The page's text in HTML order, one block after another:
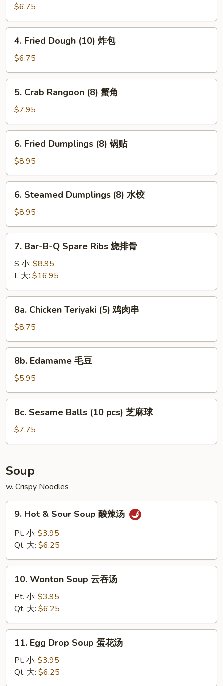
Wonton
(10)
炸
$6.75
Fried
Dough
(10)
炸
4. Fried Dough (10) 炸包
$6.75
Crab
Rangoon
(8)
蟹
5. Crab Rangoon (8) 蟹角
$7.95
Fried
Dumplings
(8)
锅
6. Fried Dumplings (8) 锅贴
$8.95
Steamed
Dumplings
(8)
水
6. Steamed Dumplings (8) 水饺
$8.95
Bar-
B-
Spare
Ribs
7. Bar-B-Q Spare Ribs 烧排骨
S 小: $8.95
L 大: $16.95
Chicken
Teriyaki
(5)
鸡
8a. Chicken Teriyaki (5) 鸡肉串
$8.75
Edamame
豆
8b. Edamame 毛豆
$5.95
Sesame
Balls
(10
芝
麻
球
8c. Sesame Balls (10 pcs) 芝麻球
$7.75
Soup
w. Crispy Noodles
Hot
Sour
酸
9. Hot & Sour Soup 酸辣汤
Pt. 小: $3.95
Qt. 大: $6.25
Wonton
Soup
吞
汤
10. Wonton Soup 云吞汤
Pt. 小: $3.95
Qt. 大: $6.25
Egg
Drop
Soup
蛋
11. Egg Drop Soup 蛋花汤
Pt. 小: $3.95
Qt. 大: $6.25